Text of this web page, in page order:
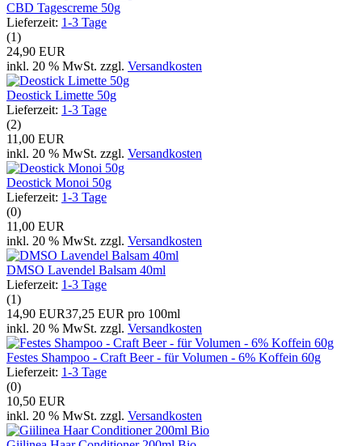
CBD Tagescreme 50g
Lieferzeit: 1-3 Tage
(1)
24,90 EUR
inkl. 20 % MwSt. zzgl. Versandkosten
Deostick Limette 50g
Lieferzeit: 1-3 Tage
(2)
11,00 EUR
inkl. 20 % MwSt. zzgl. Versandkosten
Deostick Monoi 50g
Lieferzeit: 1-3 Tage
(0)
11,00 EUR
inkl. 20 % MwSt. zzgl. Versandkosten
DMSO Lavendel Balsam 40ml
Lieferzeit: 1-3 Tage
(1)
14,90 EUR37,25 EUR pro 100ml
inkl. 20 % MwSt. zzgl. Versandkosten
Festes Shampoo - Craft Beer - für Volumen - 6% Koffein 60g
Lieferzeit: 1-3 Tage
(0)
10,50 EUR
inkl. 20 % MwSt. zzgl. Versandkosten